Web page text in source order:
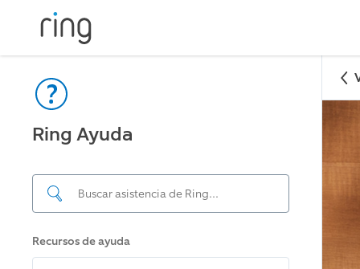
Ring Ayuda
Recursos de ayuda